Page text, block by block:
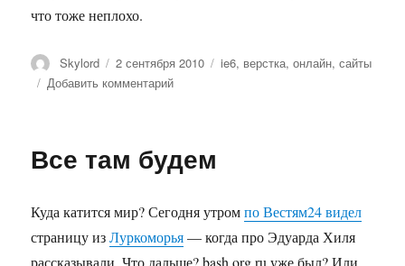
что тоже неплохо.
Автор
Skylord Опубликовано
2 сентября 2010 Метки
ie6, верстка,онлайн,сайты
Добавить комментарийк
покой
нам
снится…
Все там будем
Куда катится мир? Сегодня утромпо Вестям24 видел
страницу изЛуркоморья— когда про Эдуарда Хиля
рассказывали. Что дальше? bash.org.ru уже был? Или